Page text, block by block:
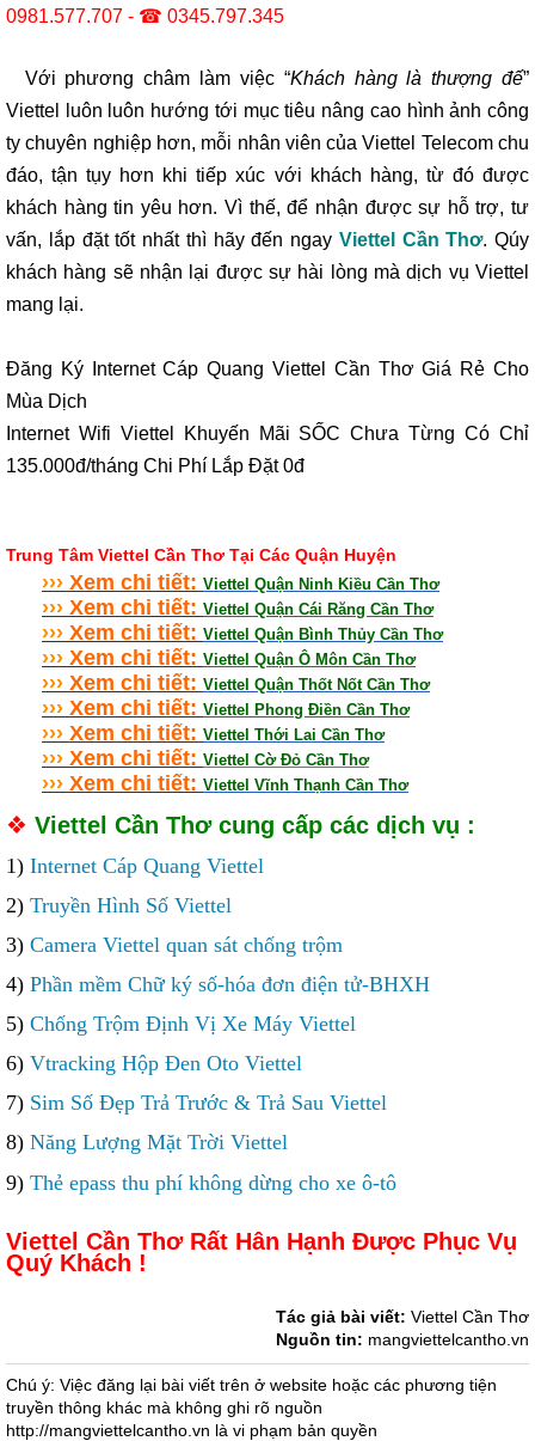
0981.577.707 - ☎ 0345.797.345
Với phương châm làm việc “Khách hàng là thượng đế”
Viettel luôn luôn hướng tới mục tiêu nâng cao hình ảnh công
ty chuyên nghiệp hơn, mỗi nhân viên của Viettel Telecom chu
đáo, tận tụy hơn khi tiếp xúc với khách hàng, từ đó được
khách hàng tin yêu hơn. Vì thế, để nhận được sự hỗ trợ, tư
vấn, lắp đặt tốt nhất thì hãy đến ngay Viettel Cần Thơ. Qúy
khách hàng sẽ nhận lại được sự hài lòng mà dịch vụ Viettel
mang lại.
Đăng Ký Internet Cáp Quang Viettel Cần Thơ Giá Rẻ Cho
Mùa Dịch
Internet Wifi Viettel Khuyến Mãi SỐC Chưa Từng Có Chỉ
135.000đ/tháng Chi Phí Lắp Đặt 0đ
Trung Tâm Viettel Cần Thơ Tại Các Quận Huyện
››› Xem chi tiết: Viettel Quận Ninh Kiều Cần Thơ
››› Xem chi tiết: Viettel Quận Cái Răng Cần Thơ
››› Xem chi tiết: Viettel Quận Bình Thủy Cần Thơ
››› Xem chi tiết: Viettel Quận Ô Môn Cần Thơ
››› Xem chi tiết: Viettel Quận Thốt Nốt Cần Thơ
››› Xem chi tiết: Viettel Phong Điền Cần Thơ
››› Xem chi tiết: Viettel Thới Lai Cần Thơ
››› Xem chi tiết: Viettel Cờ Đỏ Cần Thơ
››› Xem chi tiết: Viettel Vĩnh Thạnh Cần Thơ
❖ Viettel Cần Thơ cung cấp các dịch vụ :
1) Internet Cáp Quang Viettel
2) Truyền Hình Số Viettel
3) Camera Viettel quan sát chống trộm
4) Phần mềm Chữ ký số-hóa đơn điện tử-BHXH
5) Chống Trộm Định Vị Xe Máy Viettel
6) Vtracking Hộp Đen Oto Viettel
7) Sim Số Đẹp Trả Trước & Trả Sau Viettel
8) Năng Lượng Mặt Trời Viettel
9) Thẻ epass thu phí không dừng cho xe ô-tô
Viettel Cần Thơ Rất Hân Hạnh Được Phục Vụ
Quý Khách !
Tác giả bài viết: Viettel Cần Thơ
Nguồn tin: mangviettelcantho.vn
Chú ý: Việc đăng lại bài viết trên ở website hoặc các phương tiện
truyền thông khác mà không ghi rõ nguồn
http://mangviettelcantho.vn là vi phạm bản quyền